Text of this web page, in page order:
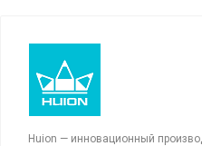
Huion — инновационный